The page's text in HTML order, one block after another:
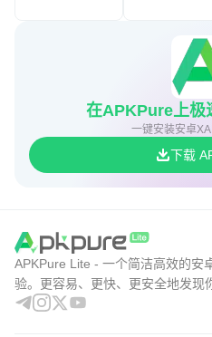
在APKPure上极
一键安装安卓
下载
APKPure Lite - 一个简洁高效的安
验。更容易、更快、更安全地发现